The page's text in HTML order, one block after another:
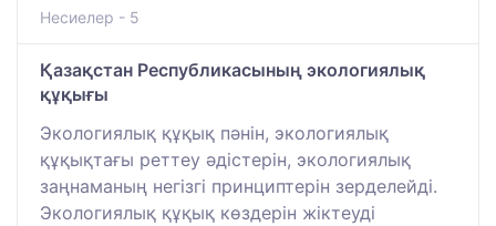
Несиелер - 5
Қазақстан Республикасының экологиялық
құқығы
Экологиялық құқық пәнін, экологиялық
құқықтағы реттеу әдістерін, экологиялық
заңнаманың негізгі принциптерін зерделейді.
Экологиялық құқық көздерін жіктеуді